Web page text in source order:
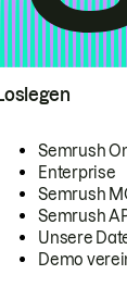
Semrush
Enterprise
Semrush
Semrush
Unsere
Demo